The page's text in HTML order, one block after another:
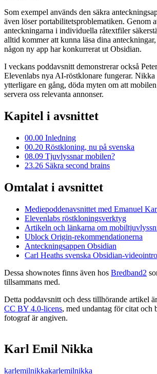
Som exempel används den säkra
även löser portabilitets­problematiken. Genom
anteckningarna i individuella råtextfiler
alltid kommer att kunna läsa dina
någon ny app har konkurrerat ut Obsidian.
I veckans poddavsnitt demonstrerar också
Elevenlabs nya AI-röstklonare fungerar. Nikka
ytterligare en gång, döda myten om att
servera oss relevanta annonser.
Kapitel i avsnittet
00.00 Inledning
00.20 Röstkloning, nu på svenska
08.09 Tjuvlyssnar mobilen?
23.26 Säkra second brains
Omtalat i avsnittet
Mediepoddenavsnittet med Emanuel
Elevenlabs röstkloningsverktyg
Artikeln och länkarna om
Ublock Origin-rekommendationerna
Anteckningsappen Obsidian
Carl Heaths svenska Obsidian-video
Dessa shownotes finns även hos Bredband2
tillsammans med.
Detta poddavsnitt och dess tillhörande artikel
CC BY 4.0-licens, med undantag för citat och
fotograf är angiven.
Karl Emil Nikka
karlemilnikkakarlemilnikka